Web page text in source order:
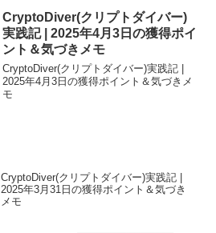
CryptoDiver(クリプトダイバー)
実践記 | 2025年4月3日の獲得ポイ
ント＆気づきメモ
CryptoDiver(クリプトダイバー)実践記 |
2025年4月3日の獲得ポイント＆気づきメ
モ
CryptoDiver(クリプトダイバー)実践記 |
2025年3月31日の獲得ポイント＆気づき
メモ